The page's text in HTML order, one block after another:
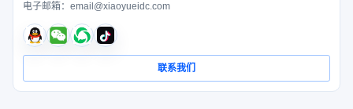
电子邮箱： email@xiaoyueidc.com
联系我们